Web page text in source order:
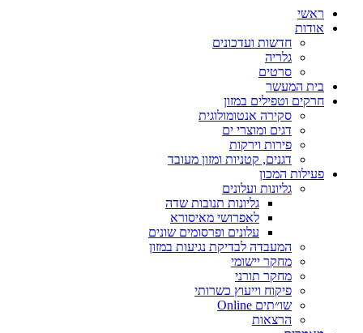
ראשי
אודות
חדשות ועדכונים
גלריה
סרטים
בית המעשר
חרקים וטפילים במזון
סקירה אנטומולוגית
דגים ומוצרי ים
פירות וירקות
דגנים, קטניות ומזון מעובד
פעילות המכון
גליונות ועלונים
גליונות תנובות שדה
לאפרושי מאיסורא
עלונים ופרסומים שונים
המעבדה לבדיקת נגיעות במזון
מחקר יישומי
מחקר תורני
פיקוח וייעוץ כשרותי
שו״תים Online
הרצאות